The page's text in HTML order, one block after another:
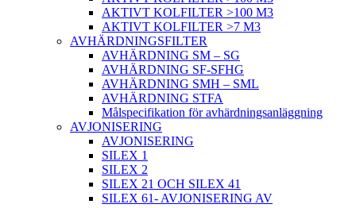
AKTIVT KOLFILTER >100 M3
AKTIVT KOLFILTER >7 M3
AVHÄRDNINGSFILTER
AVHÄRDNING SM – SG
AVHÄRDNING SF-SFHG
AVHÄRDNING SMH – SML
AVHÄRDNING STFA
Målspecifikation för avhärdningsanläggning
AVJONISERING
AVJONISERING
SILEX 1
SILEX 2
SILEX 21 OCH SILEX 41
SILEX 61- AVJONISERING AV